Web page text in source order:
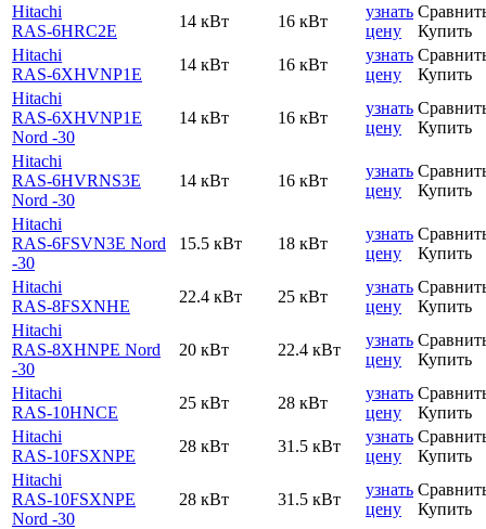
Hitachi
RAS-6HRC2E
14 кВт 16 кВт
узнать
цену
Купить
Hitachi
RAS-6XHVNP1E
14 кВт 16 кВт
узнать
цену
Купить
Hitachi
RAS-6XHVNP1E
Nord -30
14 кВт 16 кВт
узнать
цену
Купить
Hitachi
RAS-6HVRNS3E
Nord -30
14 кВт 16 кВт
узнать
цену
Купить
Hitachi
RAS-6FSVN3E Nord
-30
15.5 кВт 18 кВт
узнать
цену
Купить
Hitachi
RAS-8FSXNHE
22.4 кВт 25 кВт
узнать
цену
Купить
Hitachi
RAS-8XHNPE Nord
-30
20 кВт 22.4 кВт
узнать
цену
Купить
Hitachi
RAS-10HNCE
25 кВт 28 кВт
узнать
цену
Купить
Hitachi
RAS-10FSXNPE
28 кВт 31.5 кВт
узнать
цену
Купить
Hitachi
RAS-10FSXNPE
Nord -30
28 кВт 31.5 кВт
узнать
цену
Купить